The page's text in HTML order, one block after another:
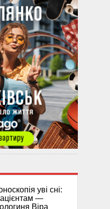
уві сні:
—
Віра